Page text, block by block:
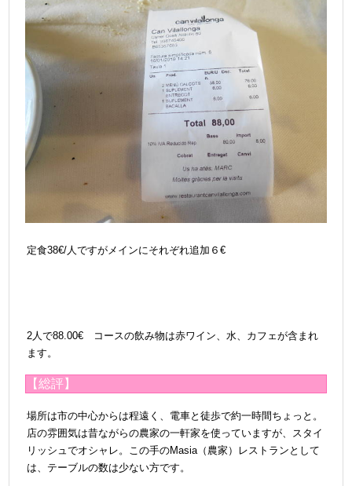
定食38€/人ですがメインにそれぞれ追加６€
2人で88.00€ コースの飲み物は赤ワイン、水、カフェが含まれ
ます。
【総評】
場所は市の中心からは程遠く、電車と徒歩で約一時間ちょっと 。
店の雰囲気は昔ながらの農家の一軒家を使っていますが、スタイ
リッシュでオシャレ。この手のMasia（農家）レストランとして
は、テーブルの数は少ない方です。